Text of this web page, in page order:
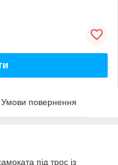
Умови повернення
під трос із